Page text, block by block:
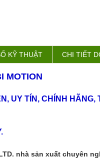
KỸ THUẬT CHI TIẾT
MOTION
UY TÍN, CHÍNH
LTD. nhà sản xuất chuyên